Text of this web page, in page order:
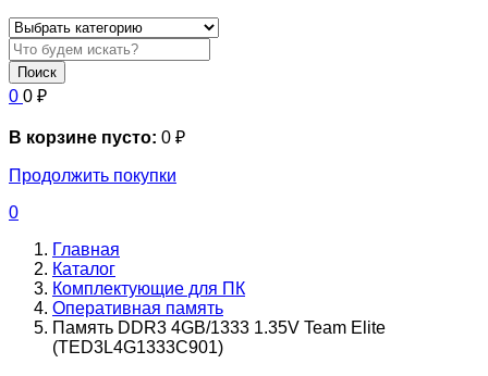
Поиск
0 0 ₽
В корзине пусто: 0 ₽
Продолжить покупки
0
Главная
Каталог
Комплектующие для ПК
Оперативная память
Память DDR3 4GB/1333 1.35V Team Elite
(TED3L4G1333C901)